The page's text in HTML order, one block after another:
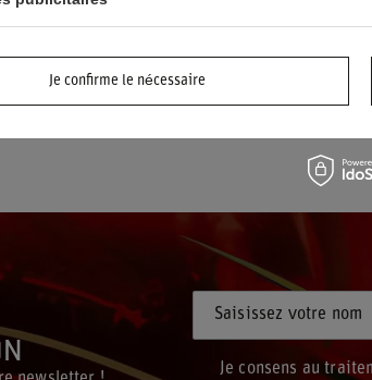
SIÈGE ENFANT OXIMO ISOFIX
41,60 € / article
SIÈGE
Saisissez votre nom
Je consens au
Je confirme le nécessaire